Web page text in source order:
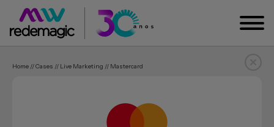
Home // Cases // Live Marketing // Mastercard